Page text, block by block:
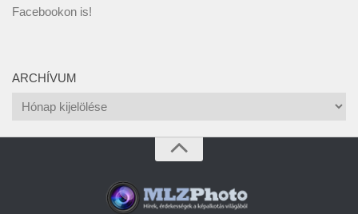
Facebookon is!
ARCHÍVUM
Archívum